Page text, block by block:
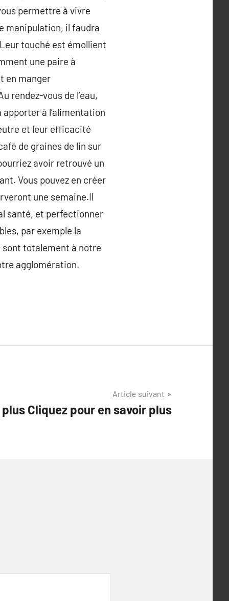
permettre à vivre
manipulation, il faudra
touché est émollient
une paire à
en manger
rendez-vous de l’eau,
à l’alimentation
et leur efficacité
de graines de lin sur
avoir retrouvé un
Vous pouvez en créer
une semaine.Il
santé, et perfectionner
par exemple la
sont totalement à notre
agglomération.
Article suivant
Cliquez pour en savoir plus